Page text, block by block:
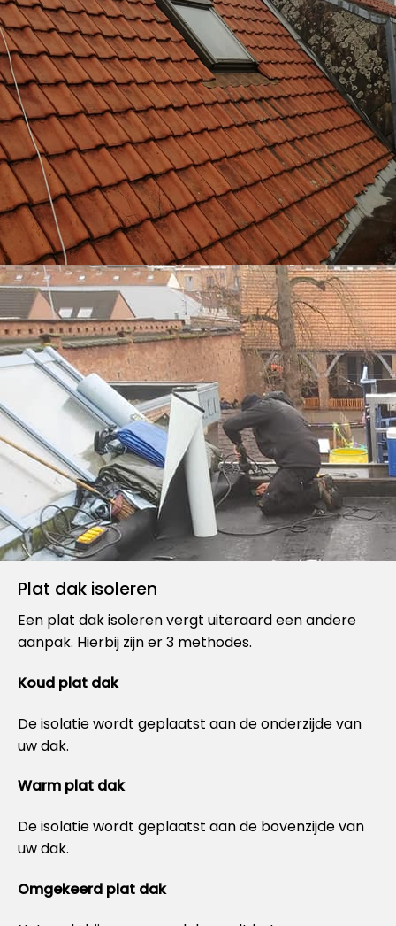
Plat dak isoleren
Een plat dak isoleren vergt uiteraard een andere
aanpak. Hierbij zijn er 3 methodes.
Koud plat dak
De isolatie wordt geplaatst aan de onderzijde van
uw dak.
Warm plat dak
De isolatie wordt geplaatst aan de bovenzijde van
uw dak.
Omgekeerd plat dak